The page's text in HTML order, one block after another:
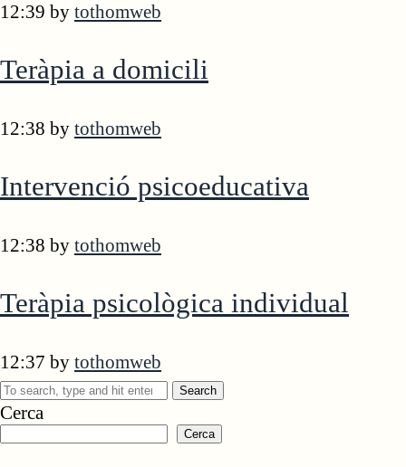
12:39 by tothomweb
Teràpia a domicili
12:38 by tothomweb
Intervenció psicoeducativa
12:38 by tothomweb
Teràpia psicològica individual
12:37 by tothomweb
Search
Cerca
Cerca